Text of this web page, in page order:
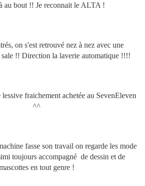
au bout !! Je reconnait le ALTA !
on s'est retrouvé nez à nez avec une
!! Direction la laverie automatique !!!!
fraichement achetée au SevenEleven
^^
fasse son travail on regarde les mode
toujours accompagné de dessin et de
en tout genre !